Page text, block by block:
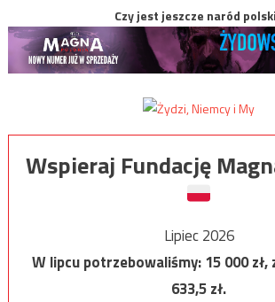
Czy jest jeszcze naród
Wspieraj Fundację
Lipiec 2026
W lipcu potrzebowaliśmy:15 000
633,5zł.